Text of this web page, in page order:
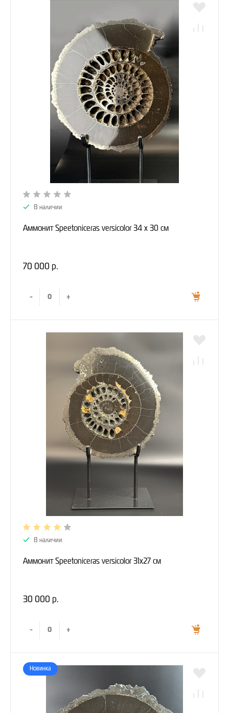
В наличии
Аммонит Speetoniceras versicolor 34 х 30 см
70 000 р.
- +
В наличии
Аммонит Speetoniceras versicolor 31х27 см
30 000 р.
- +
Новинка